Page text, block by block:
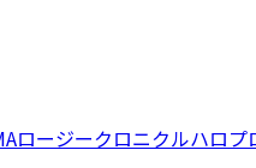
ロージークロニクルハロプ